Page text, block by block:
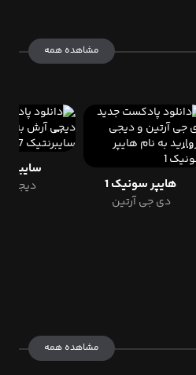
مشاهده همه
هایپر سونیک 1
دی جی آرتین
دیجی
مشاهده همه